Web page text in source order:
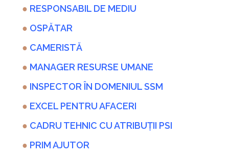
● RESPONSABIL DE MEDIU
● OSPĂTAR
● CAMERISTĂ
● MANAGER RESURSE UMANE
● INSPECTOR ÎN DOMENIUL SSM
● EXCEL PENTRU AFACERI
● CADRU TEHNIC CU ATRIBUȚII PSI
● PRIM AJUTOR